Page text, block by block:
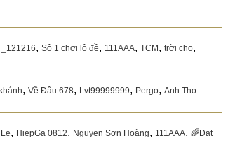
_121216, Sô 1 chơi lô đề, 111AAA, TCM , trời cho,
, Về Đâu 678, Lvt99999999, Pergo, Anh Tho
, HiepGa 0812, Nguyen Sơn Hoàng, 111AAA, 🌈Đạt